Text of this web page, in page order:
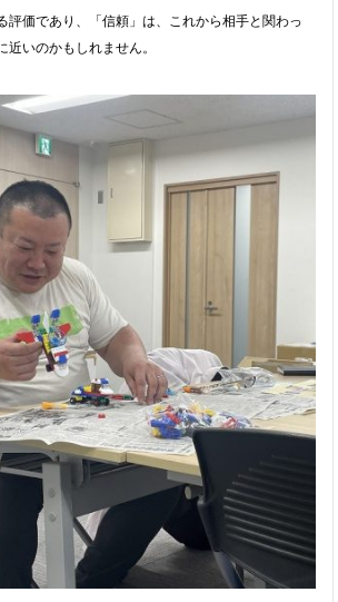
評価であり、「信頼」は、これから相手と関わっ
いのかもしれません。